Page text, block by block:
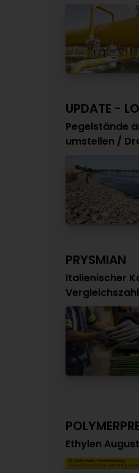
UPDATE -
Pegelstände
umstellen /
PRYSMIAN
Italienischer
Ethylen